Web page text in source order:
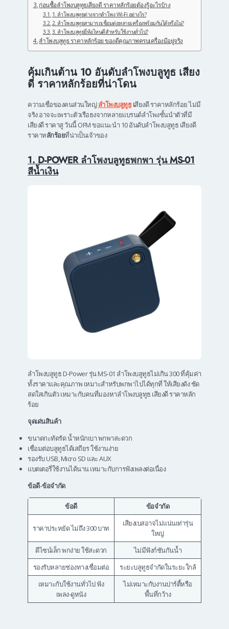
ก่อนซื้อลำโพงบลูทูธเสียงดี ราคาหลักร้อยต้องรู้อะไรบ้าง
1. ลำโพงบลูทูธต่างจากลำโพง Wi-Fi อย่างไร?
2. ลำโพงบลูทูธสามารถเชื่อมต่อหลายเครื่องพร้อมกันได้หรือไม่?
3. ลำโพงบลูทูธยี่ห้อไหนดีสำหรับใช้งานทั่วไป?
ลำโพงบลูทูธ ราคาหลักร้อย ของดีคุณภาพครบเครื่องมีอยู่จริง
คุ้มเกินต้าน 10 อันดับลําโพงบลูทูธ เสียง
ดี ราคาหลักร้อยที่น่าโดน
ความเชื่อของคนส่วนใหญ่ลําโพงบลูทูธเสียงดี ราคาหลักร้อย ไม่มี
จริง อาจจะเพราะตัวเรือธงจากหลายแบรนด์ลำโพงชั้นนำตัวที่มี
เสียงดี ราคาสู วันนี้ OFM ขอแนะนำ 10 อันดับลำโพงบลูทูธ เสียงดี
ราคาหลักร้อยที่น่าเป็นเจ้าของ
1. D-POWER ลำโพงบลูทูธพกพา รุ่น MS-01
สีน้ำเงิน
ลำโพงบลูทูธ D-Power รุ่น MS-01 ลำโพงบลูทูธไม่เกิน 300 ที่คุ้มค่า
ทั้งราคาและคุณภาพ เหมาะสำหรับพกพาไปได้ทุกที่ ให้เสียงดัง ชัด
สดใสเกินตัว เหมาะกับคนที่มองหาลำโพงบลูทูธ เสียงดี ราคาหลัก
ร้อย
จุดเด่นสินค้า
ขนาดกะทัดรัด น้ำหนักเบา พกพาสะดวก
เชื่อมต่อบลูทูธได้เสถียร ใช้งานง่าย
รองรับ USB, Micro SD และ AUX
แบตเตอรี่ใช้งานได้นาน เหมาะกับการฟังเพลงต่อเนื่อง
ข้อดี-ข้อจำกัด
ข้อดี ข้อจำกัด
ราคาประหยัด ไม่ถึง 300 บาท
เสียงเบสอาจไม่แน่นเท่ารุ่น
ใหญ่
ดีไซน์เล็ก พกง่าย ใช้สะดวก
ไม่มีฟังก์ชันกันน้ำ
รองรับหลายช่องทางเชื่อมต่อ
ระยะบลูทูธจำกัดในระยะใกล้
เหมาะกับใช้งานทั่วไป ฟัง
เพลง-ดูหนัง
ไม่เหมาะกับงานปาร์ตี้หรือ
พื้นที่กว้าง